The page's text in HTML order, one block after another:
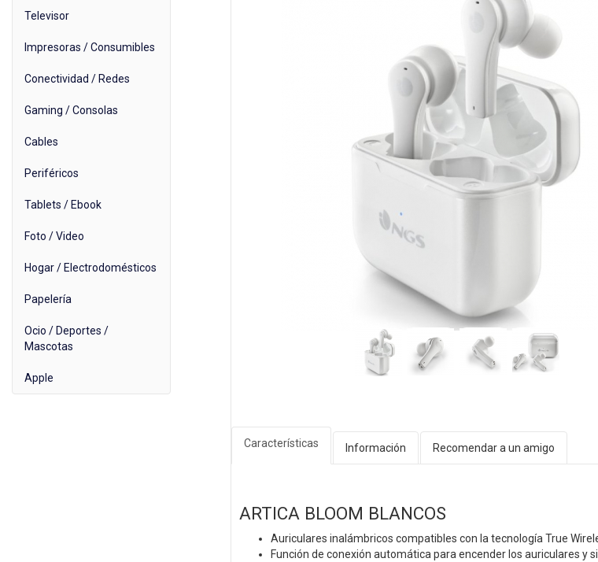
Televisor
Impresoras / Consumibles
Conectividad / Redes
Gaming / Consolas
Cables
Periféricos
Tablets / Ebook
Foto / Video
Hogar / Electrodomésticos
Papelería
Ocio / Deportes /
Mascotas
Apple
Características Información Recomendar a un amigo
ARTICA BLOOM BLANCOS
Auriculares inalámbricos compatibles con la tecnología True
Función de conexión automática para encender los auriculares y